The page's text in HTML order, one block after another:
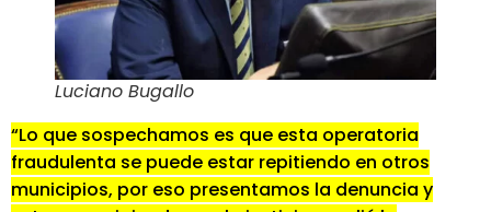
Luciano Bugallo
“Lo que sospechamos es que esta operatoria
fraudulenta se puede estar repitiendo en otros
municipios, por eso presentamos la denuncia y